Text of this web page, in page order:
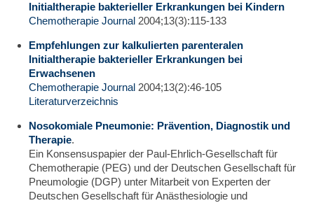
Initialtherapie bakterieller Erkrankungen bei Kindern
Chemotherapie Journal 2004;13(3):115-133
Empfehlungen zur kalkulierten parenteralen
Initialtherapie bakterieller Erkrankungen bei
Erwachsenen
Chemotherapie Journal 2004;13(2):46-105
Literaturverzeichnis
Nosokomiale Pneumonie: Prävention, Diagnostik und
Therapie.
Ein Konsensuspapier der Paul-Ehrlich-Gesellschaft für
Chemotherapie (PEG) und der Deutschen Gesellschaft für
Pneumologie (DGP) unter Mitarbeit von Experten der
Deutschen Gesellschaft für ­Anästhesiologie und